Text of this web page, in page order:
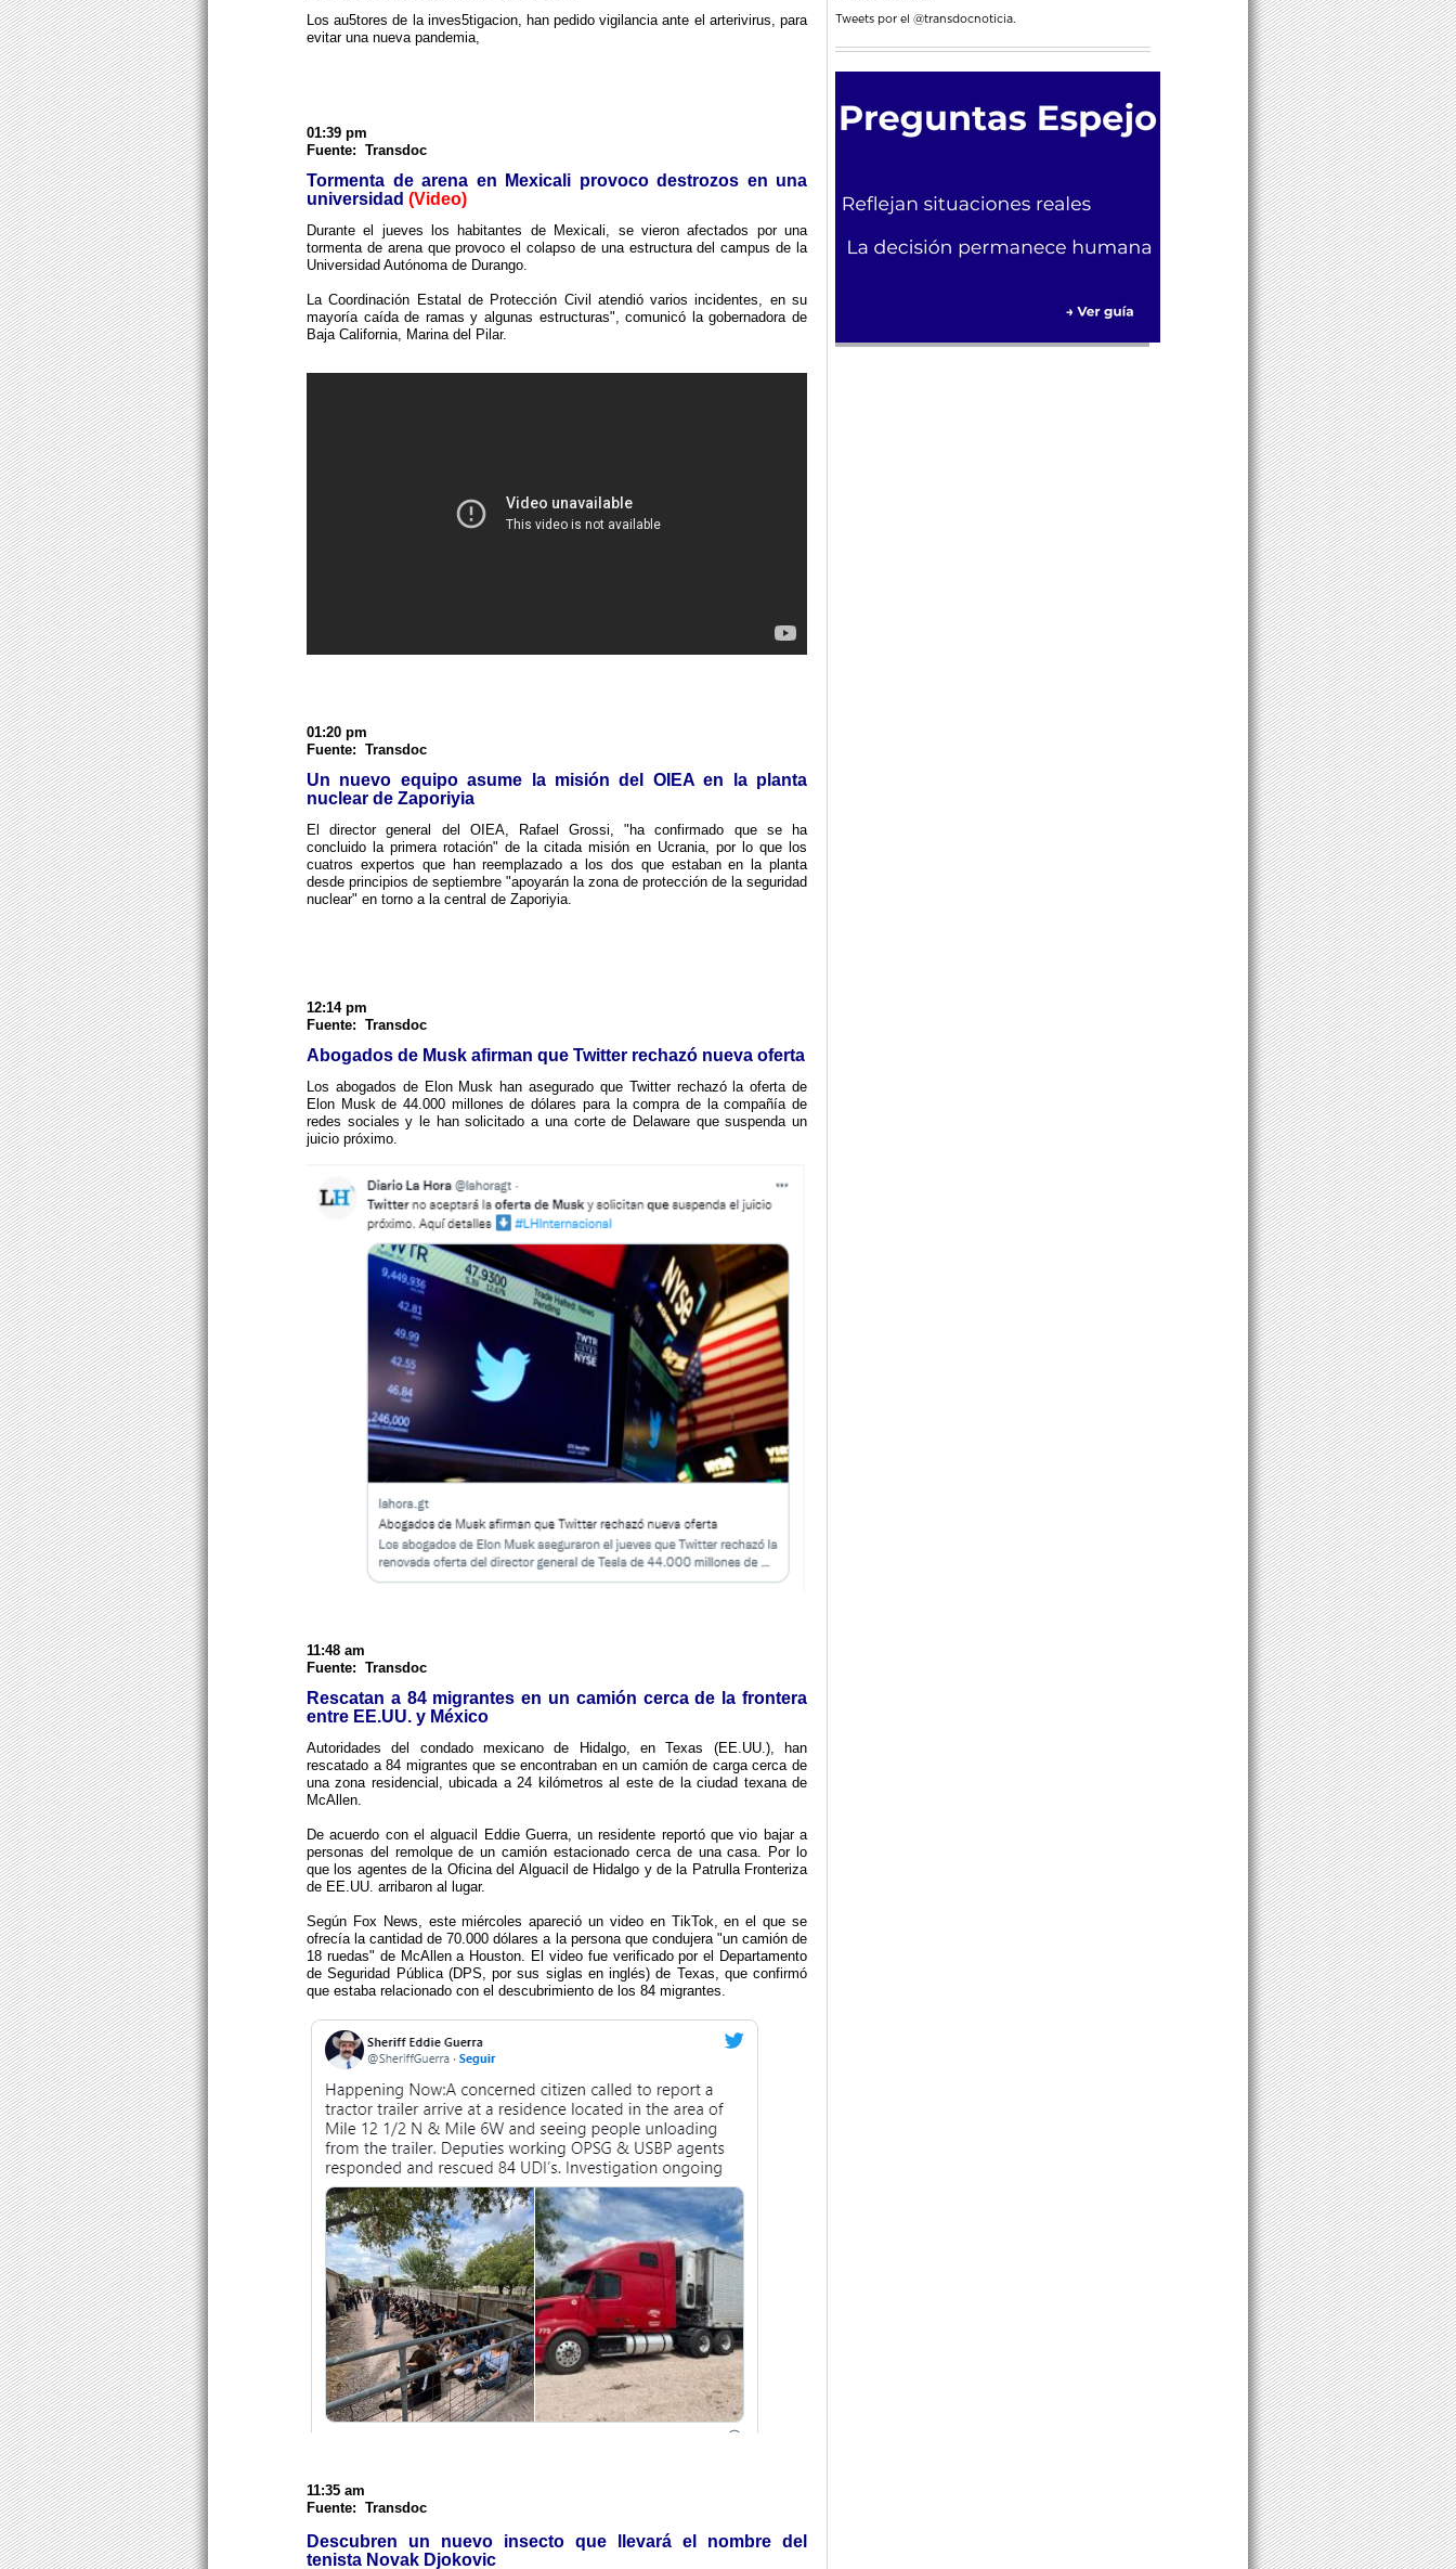
Los au5tores de la inves5tigacion, han pedido vigilancia ante el arterivirus, para
evitar una nueva pandemia,
01:39 pm
Fuente: Transdoc
Tormenta de arena en Mexicali provoco destrozos en una
universidad (Video)
Durante el jueves los habitantes de Mexicali, se vieron afectados por una
tormenta de arena que provoco el colapso de una estructura del campus de la
Universidad Autónoma de Durango.
La Coordinación Estatal de Protección Civil atendió varios incidentes, en su
mayoría caída de ramas y algunas estructuras", comunicó la gobernadora de
Baja California, Marina del Pilar.
01:20 pm
Fuente: Transdoc
Un nuevo equipo asume la misión del OIEA en la planta
nuclear de Zaporiyia
El director general del OIEA, Rafael Grossi, "ha confirmado que se ha
concluido la primera rotación" de la citada misión en Ucrania, por lo que los
cuatros expertos que han reemplazado a los dos que estaban en la planta
desde principios de septiembre "apoyarán la zona de protección de la seguridad
nuclear" en torno a la central de Zaporiyia.
12:14 pm
Fuente: Transdoc
Abogados de Musk afirman que Twitter rechazó nueva oferta
Los abogados de Elon Musk han asegurado que Twitter rechazó la oferta de
Elon Musk de 44.000 millones de dólares para la compra de la compañía de
redes sociales y le han solicitado a una corte de Delaware que suspenda un
juicio próximo.
11:48 am
Fuente: Transdoc
Rescatan a 84 migrantes en un camión cerca de la frontera
entre EE.UU. y México
Autoridades del condado mexicano de Hidalgo, en Texas (EE.UU.), han
rescatado a 84 migrantes que se encontraban en un camión de carga cerca de
una zona residencial, ubicada a 24 kilómetros al este de la ciudad texana de
McAllen.
De acuerdo con el alguacil Eddie Guerra, un residente reportó que vio bajar a
personas del remolque de un camión estacionado cerca de una casa. Por lo
que los agentes de la Oficina del Alguacil de Hidalgo y de la Patrulla Fronteriza
de EE.UU. arribaron al lugar.
Según Fox News, este miércoles apareció un video en TikTok, en el que se
ofrecía la cantidad de 70.000 dólares a la persona que condujera "un camión de
18 ruedas" de McAllen a Houston. El video fue verificado por el Departamento
de Seguridad Pública (DPS, por sus siglas en inglés) de Texas, que confirmó
que estaba relacionado con el descubrimiento de los 84 migrantes.
11:35 am
Fuente: Transdoc
Descubren un nuevo insecto que llevará el nombre del
tenista Novak Djokovic
Tweets por el @transdocnoticia.